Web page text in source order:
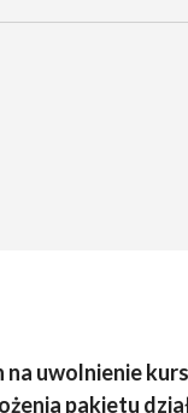
uwolnienie
pakietu